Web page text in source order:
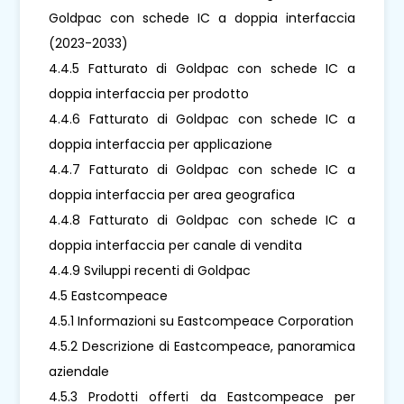
Goldpac con schede IC a doppia interfaccia
(2023-2033)
4.4.5 Fatturato di Goldpac con schede IC a
doppia interfaccia per prodotto
4.4.6 Fatturato di Goldpac con schede IC a
doppia interfaccia per applicazione
4.4.7 Fatturato di Goldpac con schede IC a
doppia interfaccia per area geografica
4.4.8 Fatturato di Goldpac con schede IC a
doppia interfaccia per canale di vendita
4.4.9 Sviluppi recenti di Goldpac
4.5 Eastcompeace
4.5.1 Informazioni su Eastcompeace Corporation
4.5.2 Descrizione di Eastcompeace, panoramica
aziendale
4.5.3 Prodotti offerti da Eastcompeace per